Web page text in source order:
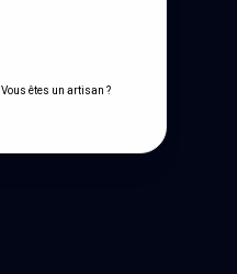
Vous êtes un artisan ?